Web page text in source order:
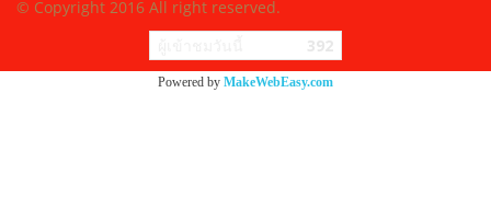
© Copyright 2016 All right reserved.
392
Powered by MakeWebEasy.com